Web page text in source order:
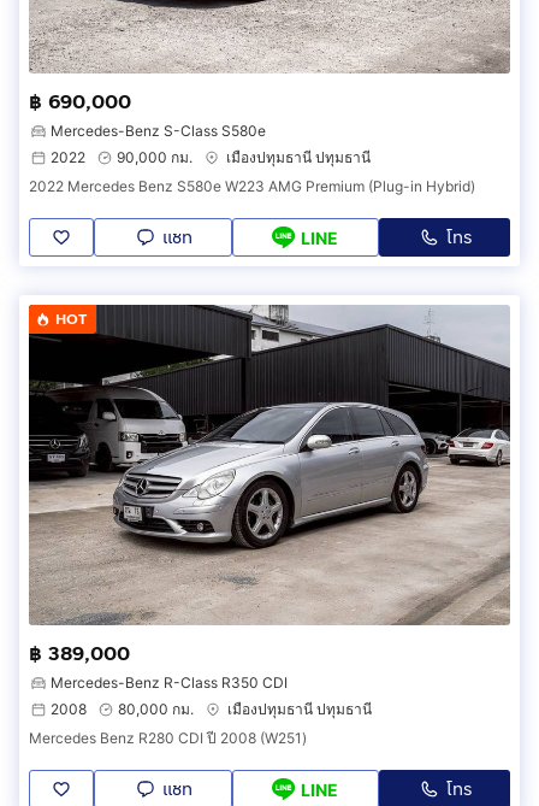
฿ 690,000
Mercedes-Benz S-Class S580e
2022
90,000 กม.
เมืองปทุมธานี ปทุมธานี
2022 Mercedes Benz S580e W223 AMG Premium (Plug-in Hybrid)
แชท LINE โทร
HOT
฿ 389,000
Mercedes-Benz R-Class R350 CDI
2008
80,000 กม.
เมืองปทุมธานี ปทุมธานี
Mercedes Benz R280 CDI ปี 2008 (W251)
แชท LINE โทร